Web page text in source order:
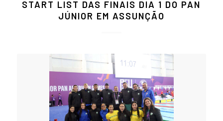
START LIST DAS FINAIS DIA 1 DO PAN
JÚNIOR EM ASSUNÇÃO